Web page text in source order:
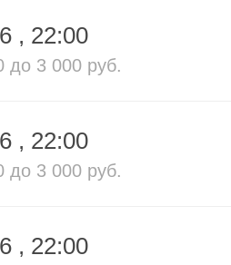
, 22:00
до 3 000 руб.
, 22:00
до 3 000 руб.
, 22:00